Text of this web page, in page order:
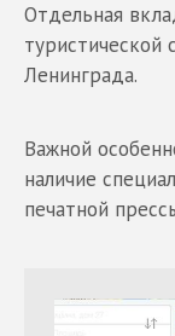
Отдельная
туристической
Ленинграда.
Важной
наличие
печатной